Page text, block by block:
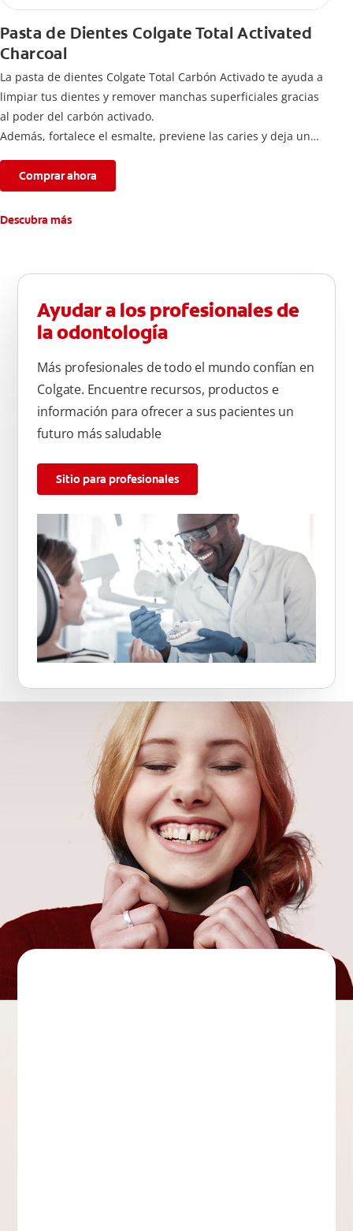
Pasta de Dientes Colgate Total Activated
Charcoal
La pasta de dientes Colgate Total Carbón Activado te ayuda a
limpiar tus dientes y remover manchas superficiales gracias
al poder del carbón activado.
Además, fortalece el esmalte, previene las caries y deja un
Comprar ahora
Descubra más
Ayudar a los profesionales de
la odontología
Más profesionales de todo el mundo confían en
Colgate. Encuentre recursos, productos e
información para ofrecer a sus pacientes un
futuro más saludable
Sitio para profesionales